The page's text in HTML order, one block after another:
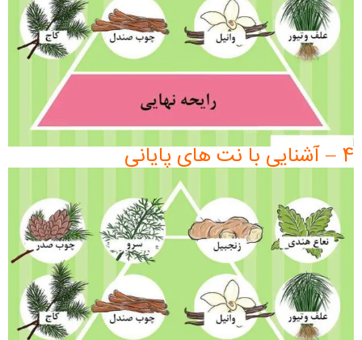
4 – آشنایی با نت های پایانی